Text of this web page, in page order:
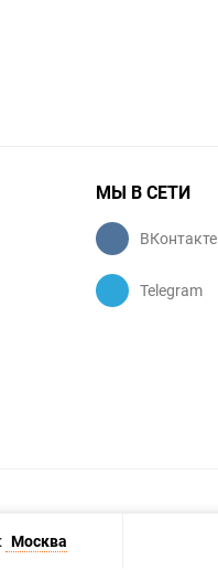
МЫ В СЕТИ
ВКонтакте
Telegram
Москва